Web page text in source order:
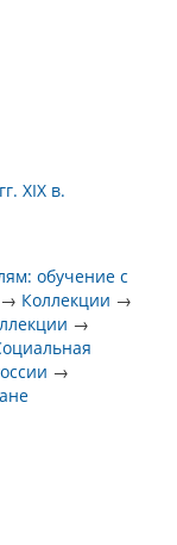
XIX в.
обучение с
→ Коллекции →
→
→